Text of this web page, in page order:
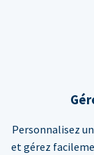
Personnalisez
et gérez